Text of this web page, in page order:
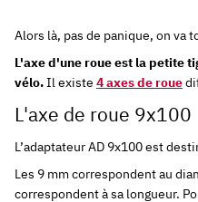
Alors là, pas de panique, on va
L'axe d'une roue est la petite
vélo.Il existe 4 axes de roue
L'axe de roue 9x100
L’adaptateur AD 9x100 est
Les 9 mm correspondent au
correspondent à sa longueur.